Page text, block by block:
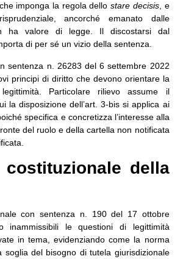
imponga la regola dellostare decisis, e
ancorché emanato dalle
ha valore di legge. Il discostarsi dal
di per sé un vizio della sentenza.
sentenza n. 26283 del 6 settembre 2022
principi di diritto che devono orientare la
Particolare rilievo assume il
la disposizione dell’art. 3-bis si applica ai
specifica e concretizza l’interesse alla
del ruolo e della cartella non notificata
della
con sentenza n. 190 del 17 ottobre
inammissibili le questioni di legittimità
in tema, evidenziando come la norma
soglia del bisogno di tutela giurisdizionale